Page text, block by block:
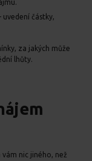
uvedení částky,
za jakých může
lhůty.
nic jiného, než